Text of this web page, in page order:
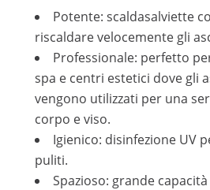
Potente: scaldasalviette
riscaldare velocemente gli
Professionale: perfetto
spa e centri estetici dove gli
vengono utilizzati per una
corpo e viso.
Igienico: disinfezione UV
puliti.
Spazioso: grande